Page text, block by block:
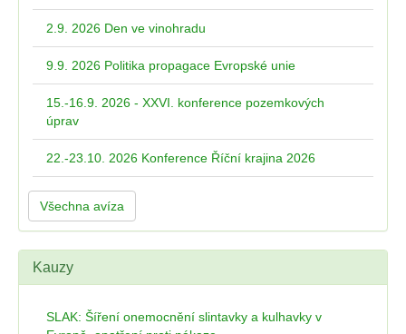
2.9. 2026 Den ve vinohradu
9.9. 2026 Politika propagace Evropské unie
15.-16.9. 2026 - XXVI. konference pozemkových
úprav
22.-23.10. 2026 Konference Říční krajina 2026
Všechna avíza
Kauzy
SLAK: Šíření onemocnění slintavky a kulhavky v